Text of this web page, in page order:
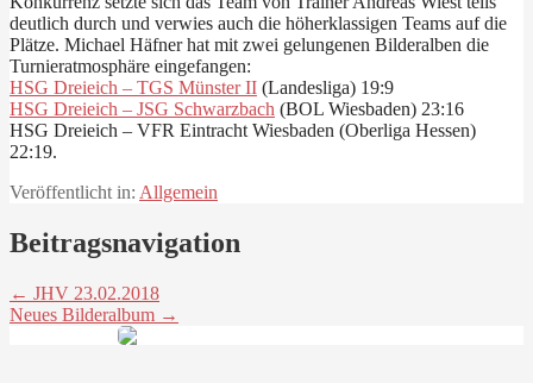
deutlich durch und verwies auch die höherklassigen Teams auf die
Plätze. Michael Häfner hat mit zwei gelungenen Bilderalben die
Turnieratmosphäre eingefangen:
HSG Dreieich – TGS Münster II (Landesliga) 19:9
HSG Dreieich – JSG Schwarzbach (BOL Wiesbaden) 23:16
HSG Dreieich – VFR Eintracht Wiesbaden (Oberliga Hessen)
22:19.
Veröffentlicht in: Allgemein
Beitragsnavigation
← JHV 23.02.2018
Neues Bilderalbum →